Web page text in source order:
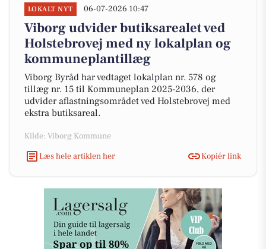
LOKALT NYT 06-07-2026 10:47
Viborg udvider butiksarealet ved
Holstebrovej med ny lokalplan og
kommuneplantillæg
Viborg Byråd har vedtaget lokalplan nr. 578 og
tillæg nr. 15 til Kommuneplan 2025-2036, der
udvider aflastningsområdet ved Holstebrovej med
ekstra butiksareal.
Kilde: Viborg Kommune
Læs hele artiklen her
Kopiér link